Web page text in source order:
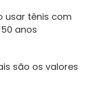
usar tênis com
anos
são os valores